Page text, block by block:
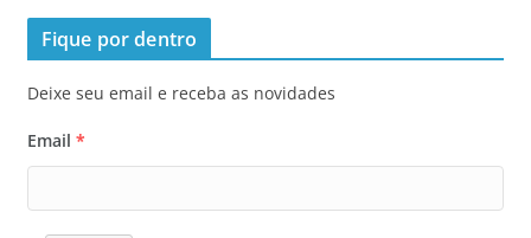
Fique por dentro
Deixe seu email e receba as novidades
Email *